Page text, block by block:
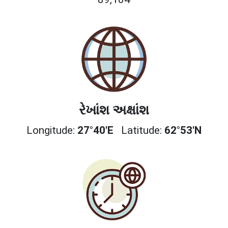
રેખાંશ અક્ષાંશ
Longitude: 27°40'E Latitude: 62°53'N